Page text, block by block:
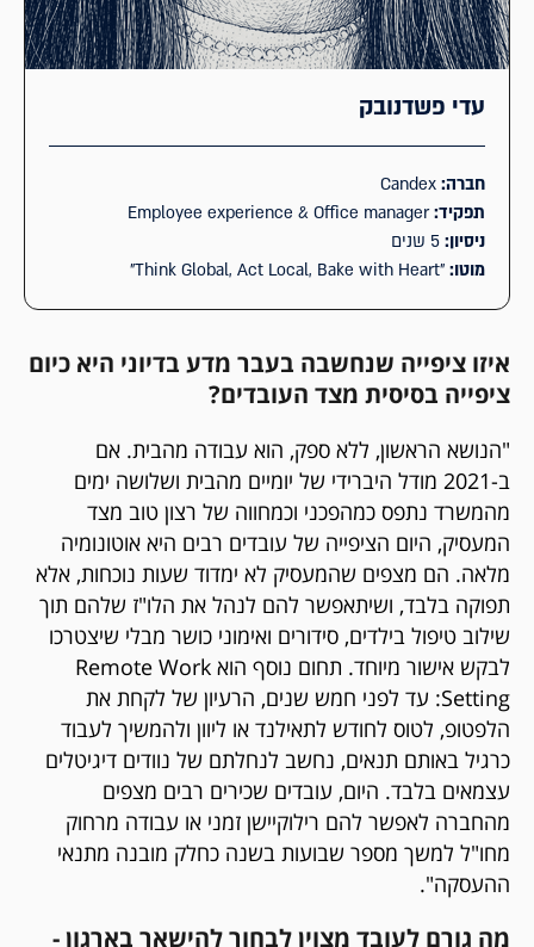
עדי פשדנובק
חברה:
תפקיד:Employee experience & Office manager
ניסיון:
מוטו: "Think Global, Act Local, Bake with Heart"
איזו ציפייה שנחשבה בעבר מדע בדיוני היא כיום
ציפייה בסיסית מצד העובדים?
"הנושא הראשון, ללא ספק, הוא עבודה מהבית. אם
ב-2021 מודל היברידי של יומיים מהבית ושלושה ימים
מהמשרד נתפס כמהפכני וכמחווה של רצון טוב מצד
המעסיק, היום הציפייה של עובדים רבים היא אוטונומיה
מלאה. הם מצפים שהמעסיק לא ימדוד שעות נוכחות, אלא
תפוקה בלבד, ושיתאפשר להם לנהל את הלו"ז שלהם תוך
שילוב טיפול בילדים, סידורים ואימוני כושר מבלי שיצטרכו
לבקש אישור מיוחד. תחום נוסף הוא Remote Work
Setting: עד לפני חמש שנים, הרעיון של לקחת את
הלפטופ, לטוס לחודש לתאילנד או ליוון ולהמשיך לעבוד
כרגיל באותם תנאים, נחשב לנחלתם של נוודים דיגיטלים
עצמאים בלבד. היום, עובדים שכירים רבים מצפים
מהחברה לאפשר להם רילוקיישן זמני או עבודה מרחוק
מחו"ל למשך מספר שבועות בשנה כחלק מובנה מתנאי
ההעסקה".
מה גורם לעובד מצוין לבחור להישאר בארגון -